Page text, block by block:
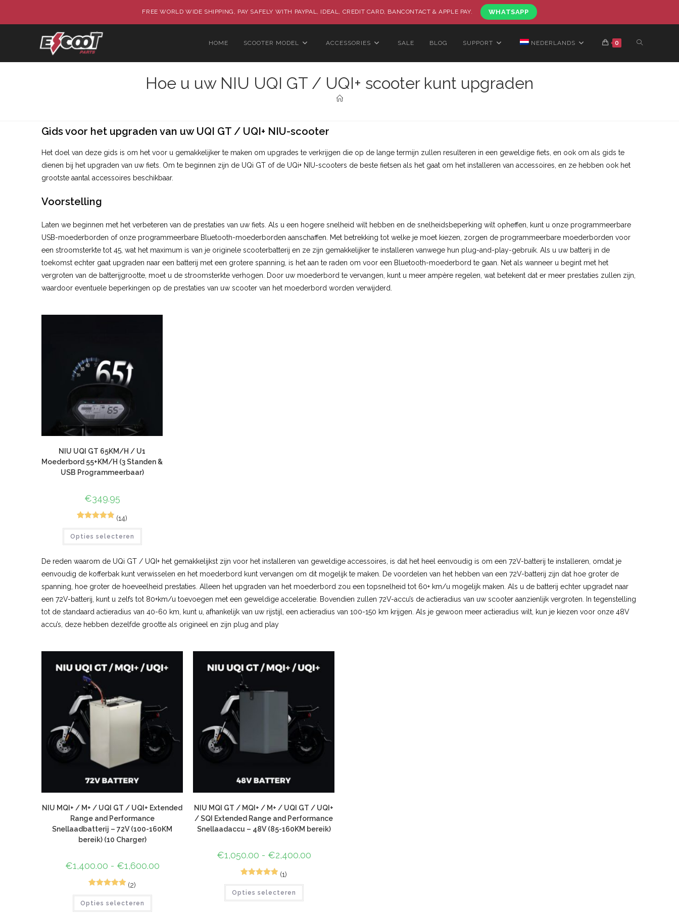
FREE WORLD WIDE SHIPPING, PAY SAFELY WITH PAYPAL, IDEAL, CREDIT CARD, BANCONTACT & APPLE PAY. WHATSAPP
HOME SCOOTER MODEL ACCESSORIES SALE BLOG SUPPORT NEDERLANDS 0
Hoe u uw NIU UQI GT / UQI+ scooter kunt upgraden
Gids voor het upgraden van uw UQI GT / UQI+ NIU-scooter
Het doel van deze gids is om het voor u gemakkelijker te maken om upgrades te verkrijgen die op de lange termijn zullen resulteren in een geweldige fiets, en ook om als gids te
dienen bij het upgraden van uw fiets. Om te beginnen zijn de UQi GT of de UQi+ NIU-scooters de beste fietsen als het gaat om het installeren van accessoires, en ze hebben ook het
grootste aantal accessoires beschikbaar.
Voorstelling
Laten we beginnen met het verbeteren van de prestaties van uw fiets. Als u een hogere snelheid wilt hebben en de snelheidsbeperking wilt opheffen, kunt u onze programmeerbare
USB-moederborden of onze programmeerbare Bluetooth-moederborden aanschaffen. Met betrekking tot welke je moet kiezen, zorgen de programmeerbare moederborden voor
een stroomsterkte tot 45, wat het maximum is van je originele scooterbatterij en ze zijn gemakkelijker te installeren vanwege hun plug-and-play-gebruik. Als u uw batterij in de
toekomst echter gaat upgraden naar een batterij met een grotere spanning, is het aan te raden om voor een Bluetooth-moederbord te gaan. Net als wanneer u begint met het
vergroten van de batterijgrootte, moet u de stroomsterkte verhogen. Door uw moederbord te vervangen, kunt u meer ampère regelen, wat betekent dat er meer prestaties zullen zijn,
waardoor eventuele beperkingen op de prestaties van uw scooter van het moederbord worden verwijderd.
NIU UQI GT 65KM/H / U1
Moederbord 55+KM/H (3 Standen &
USB Programmeerbaar)
€349.95
d4.89op 5
opklant
waarderinge
(14)
Opties selecteren
De reden waarom de UQi GT / UQI+ het gemakkelijkst zijn voor het installeren van geweldige accessoires, is dat het heel eenvoudig is om een 72V-batterij te installeren, omdat je
eenvoudig de kofferbak kunt verwisselen en het moederbord kunt vervangen om dit mogelijk te maken. De voordelen van het hebben van een 72V-batterij zijn dat hoe groter de
spanning, hoe groter de hoeveelheid prestaties. Alleen het upgraden van het moederbord zou een topsnelheid tot 60+ km/u mogelijk maken. Als u de batterij echter upgradet naar
een 72V-batterij, kunt u zelfs tot 80+km/u toevoegen met een geweldige acceleratie. Bovendien zullen 72V-accu’s de actieradius van uw scooter aanzienlijk vergroten. In tegenstelling
tot de standaard actieradius van 40-60 km, kunt u, afhankelijk van uw rijstijl, een actieradius van 100-150 km krijgen. Als je gewoon meer actieradius wilt, kun je kiezen voor onze 48V
accu’s, deze hebben dezelfde grootte als origineel en zijn plug and play
NIU MQI+ / M+ / UQI GT / UQI+ Extended
Range and Performance
Snellaadbatterij – 72V (100-160KM
bereik) (10 Charger)
€1,400.00 - €1,600.00
5.00 op 5
(2)
Opties selecteren
NIU MQI GT / MQI+ / M+ / UQI GT / UQI+
/ SQI Extended Range and Performance
Snellaadaccu – 48V (85-160KM bereik)
€1,050.00 - €2,400.00
5.00op 5
(1)
Opties selecteren